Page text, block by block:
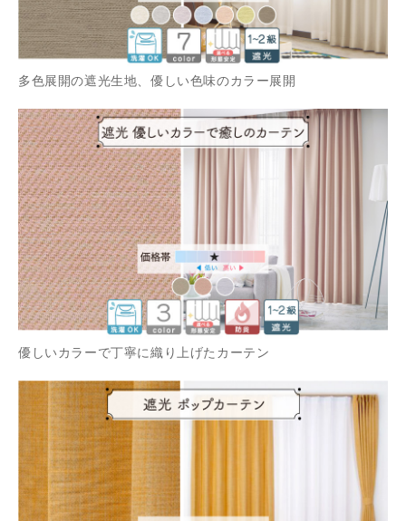
多色展開の遮光生地、優しい色味のカラー展開
優しいカラーで丁寧に織り上げたカーテン